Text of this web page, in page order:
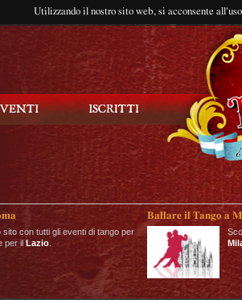
Utilizzando il nostro sito web, si acconsente
sito con tutti gli eventi di tango per
per il Lazio
Ballare il Tango a